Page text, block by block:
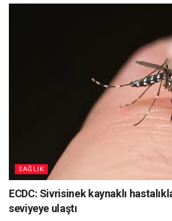
SAĞLIK
ECDC: Sivrisinek kaynaklı
seviyeye ulaştı